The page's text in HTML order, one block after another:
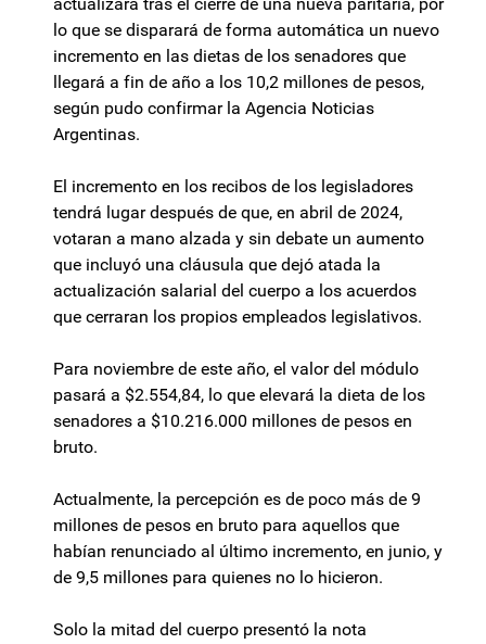
lo que se disparará de forma automática un nuevo
incremento en las dietas de los senadores que
llegará a fin de año a los 10,2 millones de pesos,
según pudo confirmar la Agencia Noticias
Argentinas.
El incremento en los recibos de los legisladores
tendrá lugar después de que, en abril de 2024,
votaran a mano alzada y sin debate un aumento
que incluyó una cláusula que dejó atada la
actualización salarial del cuerpo a los acuerdos
que cerraran los propios empleados legislativos.
Para noviembre de este año, el valor del módulo
pasará a $2.554,84, lo que elevará la dieta de los
senadores a $10.216.000 millones de pesos en
bruto.
Actualmente, la percepción es de poco más de 9
millones de pesos en bruto para aquellos que
habían renunciado al último incremento, en junio, y
de 9,5 millones para quienes no lo hicieron.
Solo la mitad del cuerpo presentó la nota